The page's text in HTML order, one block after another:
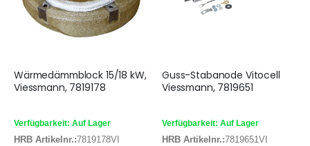
Wärmedämmblock 15/18 kW,
Viessmann, 7819178
Verfügbarkeit: Auf Lager
HRB Artikelnr.:7819178VI
Guss-Stabanode Vitocell
Viessmann, 7819651
Verfügbarkeit: Auf Lager
HRB Artikelnr.:7819651VI